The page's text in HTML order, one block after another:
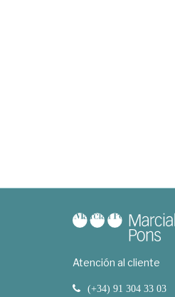
Atención al cliente
(+34) 91 304 33 03